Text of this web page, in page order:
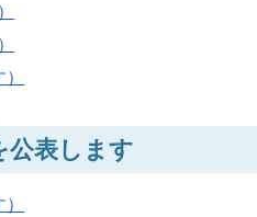
公表します